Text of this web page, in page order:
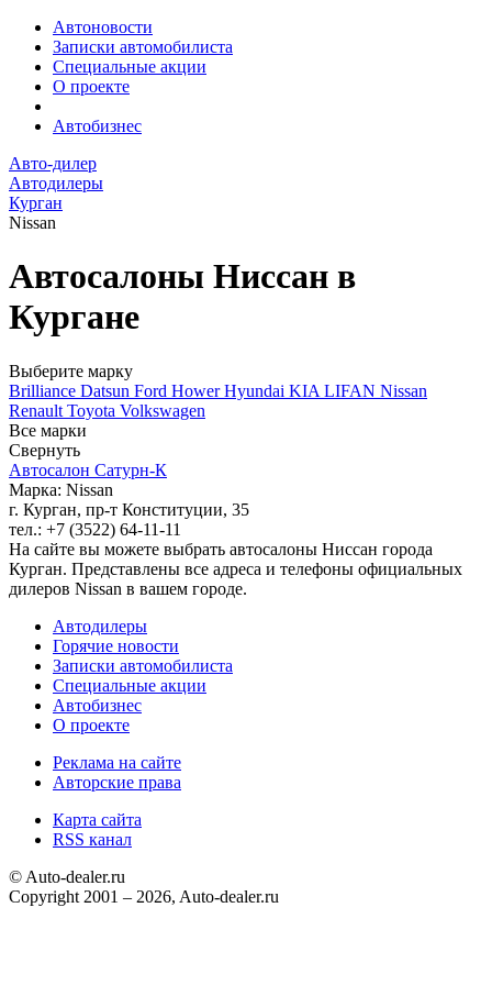
Автоновости
Записки автомобилиста
Специальные акции
О проекте
Автобизнес
Авто-дилер
Автодилеры
Курган
Nissan
Автосалоны Ниссан в
Кургане
Выберите марку
Brilliance Datsun Ford HowerHyundai KIA LIFAN Nissan
Renault Toyota Volkswagen
Все марки
Свернуть
Автосалон Сатурн-К
Марка: Nissan
г. Курган, пр-т Конституции, 35
тел.: +7 (3522) 64-11-11
На сайте вы можете выбрать автосалоны Ниссан города
Курган. Представлены все адреса и телефоны официальных
дилеров Nissan в вашем городе.
Автодилеры
Горячие новости
Записки автомобилиста
Специальные акции
Автобизнес
О проекте
Реклама на сайте
Авторские права
Карта сайта
RSS канал
© Auto-dealer.ru
Copyright 2001 – 2026, Auto-dealer.ru